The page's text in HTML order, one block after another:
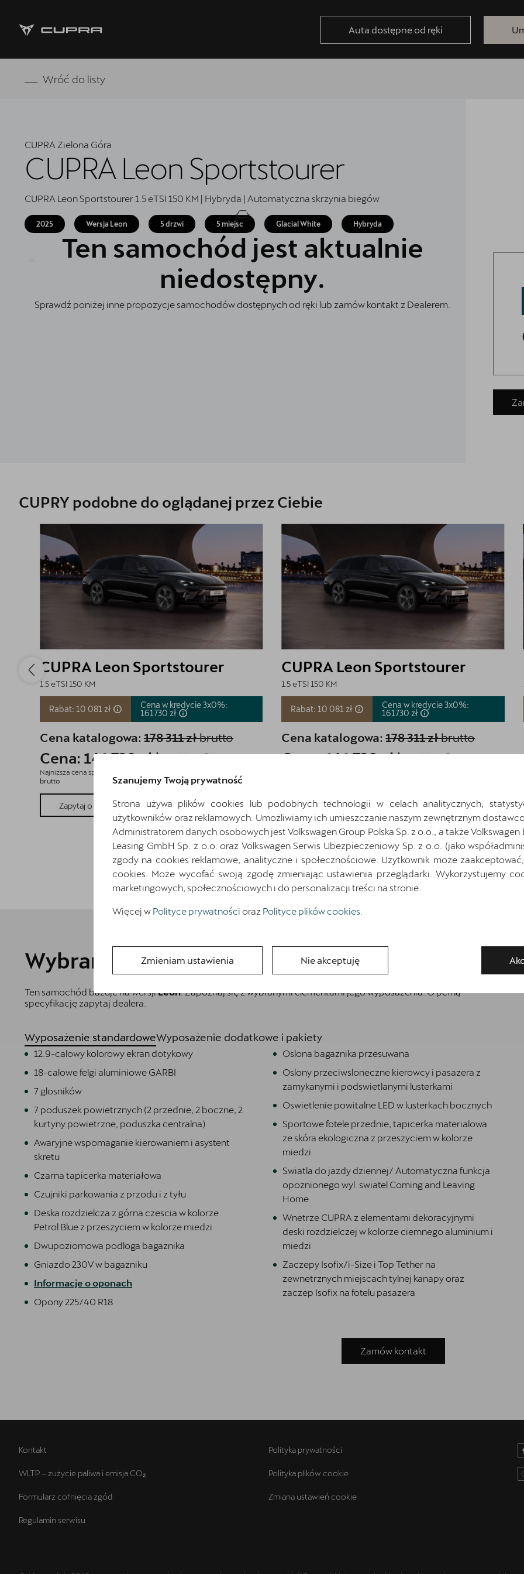
Auta dostępne od ręki
Strona główna
5 lat gwarancji
Finansowanie
Serwis
Oryginalne części zamienne
Akcesoria CUPRA
Jazda próbna CUPRĄ
Wróć do listy
CUPRA Zielona Góra
CUPRA Leon Sportstourer
CUPRA Leon Sportstourer 1.5 eTSI 150 KM | Hybryda | Automatyczna skrzynia biegów
2025 Wersja Leon 5 drzwi 5 miejsc Glacial White Hybryda
Ten samochód jest aktualnie
niedostępny.
Sprawdź poniżej inne propozycje samochodów dostępnych od ręki lub zamów kontakt z Dealerem.
CUPRY podobne do oglądanej przez Ciebie
CUPRA Leon Sportstourer
1.5 eTSI 150 KM
Rabat: 10 081 zł
Cena w kredycie 3x0%:
161730 zł
Cena katalogowa: 178 311 złbrutto
Cena: 141 730 złbrutto
Najniższa cena sprzed 30 dni przed wprowadzeniem obniżki: 151 811 zł
brutto
Zapytaj o szczegóły Pokaż szczegóły
CUPRA Leon Sportstourer
1.5 eTSI 150 KM
Rabat: 10 081 zł
Cena w kredycie 3x0%:
161730 zł
Cena katalogowa: 178 311 złbrutto
Cena: 141 730 złbrutto
Zapytaj o szczegóły Pokaż szczegóły
Wróć do listy
Wybrane elementy wyposażenia
Ten samochód bazuje na wersjiLeon. Zapoznaj się z wybranymi elementami jego wyposażenia. O pełną
specyfikację zapytaj dealera.
Wyposażenie standardoweWyposażenie dodatkowe i pakiety
12.9-calowy kolorowy ekran dotykowy
18-calowe felgi aluminiowe GARBI
7 glosników
7 poduszek powietrznych (2 przednie, 2 boczne, 2
kurtyny powietrzne, poduszka centralna)
Awaryjne wspomaganie kierowaniem i asystent
skretu
Czarna tapicerka materiałowa
Czujniki parkowania z przodu i z tyłu
Deska rozdzielcza z górna czescia w kolorze
Petrol Blue z przeszyciem w kolorze miedzi
Dwupoziomowa podloga bagaznika
Gniazdo 230V w bagazniku
Informacje o oponach
Opony 225/40 R18
Oslona bagaznika przesuwana
Oslony przeciwsloneczne kierowcy i pasazera z
zamykanymi i podswietlanymi lusterkami
Oswietlenie powitalne LED w lusterkach bocznych
Sportowe fotele przednie, tapicerka materialowa
ze skóra ekologiczna z przeszyciem w kolorze
miedzi
Swiatla do jazdy dziennej/ Automatyczna funkcja
opoznionego wyl. swiatel Coming and Leaving
Home
Wnetrze CUPRA z elementami dekoracyjnymi
deski rozdzielczej w kolorze ciemnego aluminium i
miedzi
Zaczepy Isofix/i-Size i Top Tether na
zewnetrznych miejscach tylnej kanapy oraz
zaczep Isofix na fotelu pasazera
Zamów kontakt
Kontakt
WLTP – zużycie paliwa i emisja CO₂
Formularz cofnięcia zgód
Regulamin serwisu
Polityka prywatności
Polityka plików cookie
Zmiana ustawień cookie
Szanujemy Twoją prywatność
Strona używa plików cookies lub podobnych technologii w celach analitycznych,
użytkowników oraz reklamowych. Umożliwiamy ich umieszczanie naszym zewnętrznym
Administratorem danych osobowych jest Volkswagen Group Polska Sp. z o.o., a także Volkswagen
Leasing GmbH Sp. z o.o. oraz Volkswagen Serwis Ubezpieczeniowy Sp. z o.o. (jako
zgody na cookies reklamowe, analityczne i społecznościowe. Użytkownik może
cookies. Może wycofać swoją zgodę zmieniając ustawienia przeglądarki. Wykorzystujemy
marketingowych, społecznościowych i do personalizacji treści na stronie.
Więcej w Polityce prywatności oraz Polityce plików cookies
Zmieniam ustawienia Nie akceptuję